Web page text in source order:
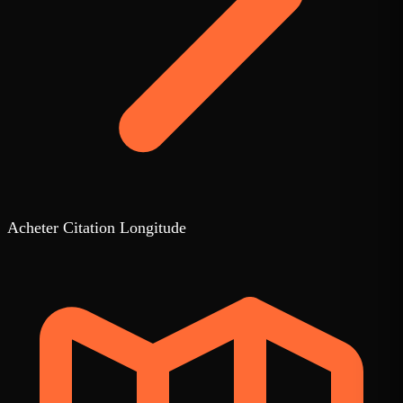
Acheter Citation Longitude